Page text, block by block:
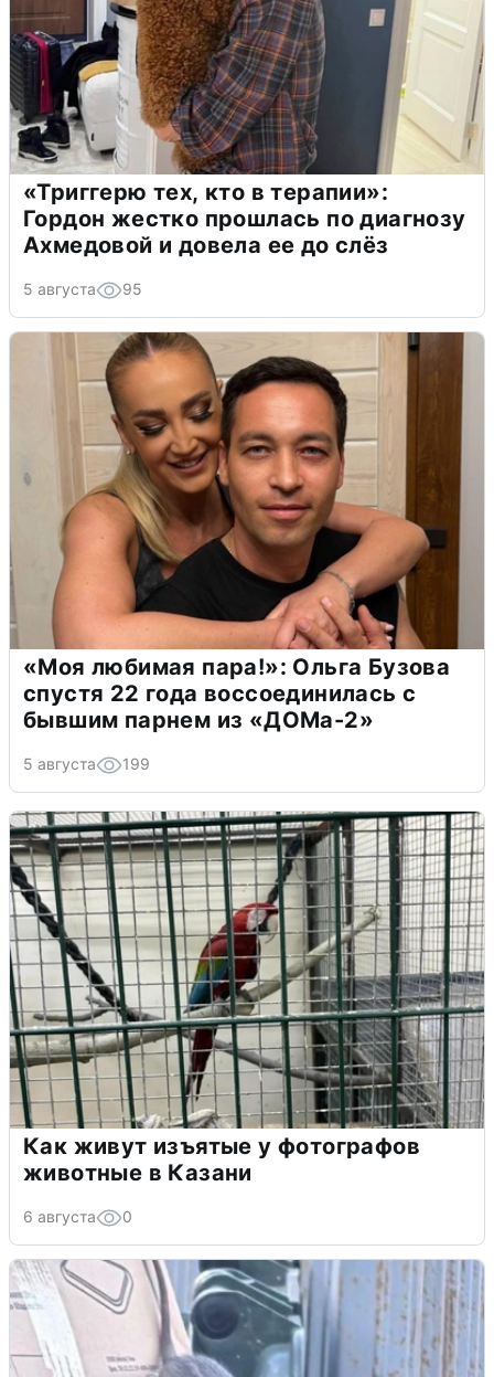
«Триггерю тех, кто в терапии»:
Гордон жестко прошлась по диагнозу
Ахмедовой и довела ее до слёз
5 августа 95
«Моя любимая пара!»: Ольга Бузова
спустя 22 года воссоединилась с
бывшим парнем из «ДОМа-2»
5 августа 199
Как живут изъятые у фотографов
животные в Казани
6 августа 0